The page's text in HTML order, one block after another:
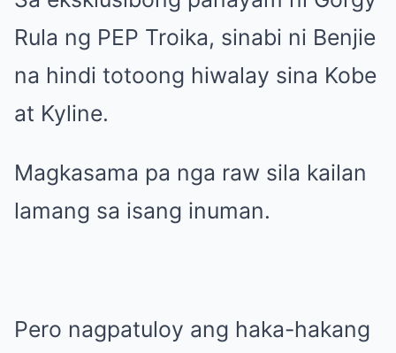
Rula ng PEP Troika, sinabi ni Benjie
na hindi totoong hiwalay sina Kobe
at Kyline.
Magkasama pa nga raw sila kailan
lamang sa isang inuman.
Pero nagpatuloy ang haka-hakang